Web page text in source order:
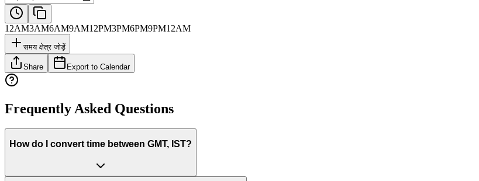
12AM3AM6AM9AM12PM3PM6PM9PM12AM
समय क्षेत्र जोड़ें
Share Export to Calendar
Frequently Asked Questions
How do I convert time between GMT, IST?